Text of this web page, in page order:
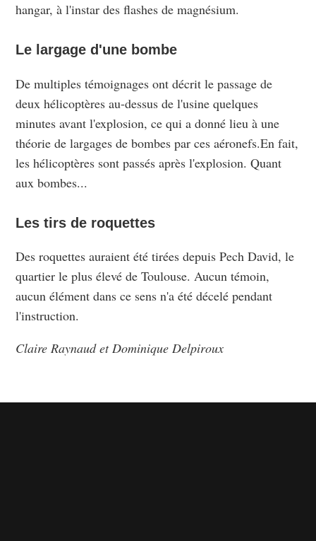
hangar, à l'instar des flashes de magnésium.
Le largage d'une bombe
De multiples témoignages ont décrit le passage de
deux hélicoptères au-dessus de l'usine quelques
minutes avant l'explosion, ce qui a donné lieu à une
théorie de largages de bombes par ces aéronefs.En fait,
les hélicoptères sont passés après l'explosion. Quant
aux bombes...
Les tirs de roquettes
Des roquettes auraient été tirées depuis Pech David, le
quartier le plus élevé de Toulouse. Aucun témoin,
aucun élément dans ce sens n'a été décelé pendant
l'instruction.
Claire Raynaud et Dominique Delpiroux